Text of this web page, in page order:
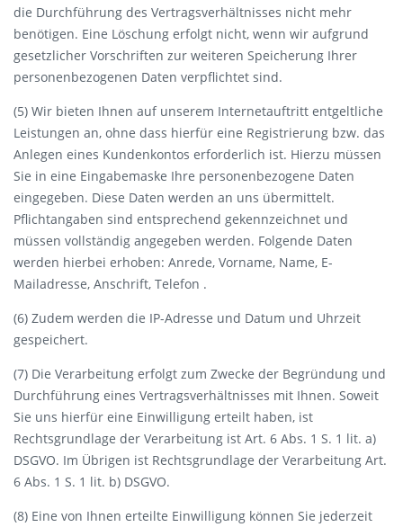
die Durchführung des Vertragsverhältnisses nicht mehr
benötigen. Eine Löschung erfolgt nicht, wenn wir aufgrund
gesetzlicher Vorschriften zur weiteren Speicherung Ihrer
personenbezogenen Daten verpflichtet sind.
(5) Wir bieten Ihnen auf unserem Internetauftritt entgeltliche
Leistungen an, ohne dass hierfür eine Registrierung bzw. das
Anlegen eines Kundenkontos erforderlich ist. Hierzu müssen
Sie in eine Eingabemaske Ihre personenbezogene Daten
eingegeben. Diese Daten werden an uns übermittelt.
Pflichtangaben sind entsprechend gekennzeichnet und
müssen vollständig angegeben werden. Folgende Daten
werden hierbei erhoben: Anrede, Vorname, Name, E-
Mailadresse, Anschrift, Telefon .
(6) Zudem werden die IP-Adresse und Datum und Uhrzeit
gespeichert.
(7) Die Verarbeitung erfolgt zum Zwecke der Begründung und
Durchführung eines Vertragsverhältnisses mit Ihnen. Soweit
Sie uns hierfür eine Einwilligung erteilt haben, ist
Rechtsgrundlage der Verarbeitung ist Art. 6 Abs. 1 S. 1 lit. a)
DSGVO. Im Übrigen ist Rechtsgrundlage der Verarbeitung Art.
6 Abs. 1 S. 1 lit. b) DSGVO.
(8) Eine von Ihnen erteilte Einwilligung können Sie jederzeit